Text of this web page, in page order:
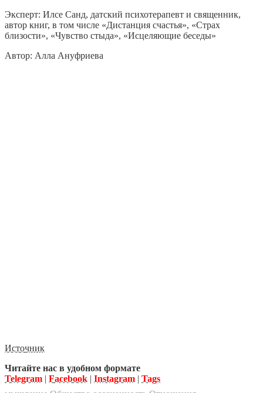
Эксперт: Илсе Санд, датский психотерапевт и священник,
автор книг, в том числе «Дистанция счастья», «Страх
близости», «Чувство стыда», «Исцеляющие беседы»
Автор: Алла Ануфриева
Источник
Читайте нас в удобном формате
Telegram | Facebook | Instagram | Tags